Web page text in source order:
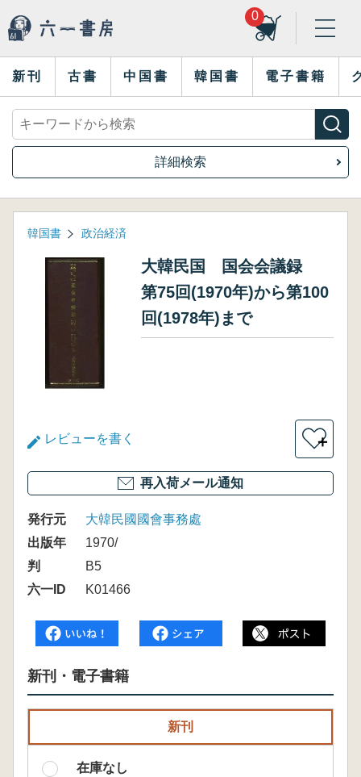
0
新刊 古書 中国書 韓国書 電子書籍
詳細検索
韓国書 政治経済
大韓民国 国会会議録
第75回(1970年)から第100
回(1978年)まで
レビューを書く ＋
再入荷メール通知
発行元
大韓民國國會事務處
出版年
1970/
判
B5
六一ID
K01466
新刊・電子書籍
新刊
在庫なし